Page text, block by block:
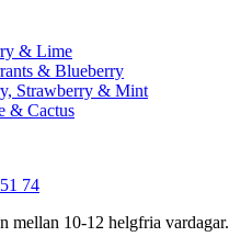
& Lime
& Blueberry
Strawberry & Mint
& Cactus
74
mellan 10-12 helgfria vardagar.